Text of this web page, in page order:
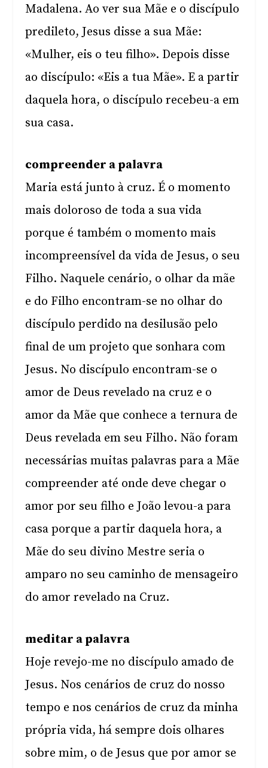
Madalena. Ao ver sua Mãe e o discípulo
predileto, Jesus disse a sua Mãe:
«Mulher, eis o teu filho». Depois disse
ao discípulo: «Eis a tua Mãe». E a partir
daquela hora, o discípulo recebeu-a em
sua casa.
compreender a palavra
Maria está junto à cruz. É o momento
mais doloroso de toda a sua vida
porque é também o momento mais
incompreensível da vida de Jesus, o seu
Filho. Naquele cenário, o olhar da mãe
e do Filho encontram-se no olhar do
discípulo perdido na desilusão pelo
final de um projeto que sonhara com
Jesus. No discípulo encontram-se o
amor de Deus revelado na cruz e o
amor da Mãe que conhece a ternura de
Deus revelada em seu Filho. Não foram
necessárias muitas palavras para a Mãe
compreender até onde deve chegar o
amor por seu filho e João levou-a para
casa porque a partir daquela hora, a
Mãe do seu divino Mestre seria o
amparo no seu caminho de mensageiro
do amor revelado na Cruz.
meditar a palavra
Hoje revejo-me no discípulo amado de
Jesus. Nos cenários de cruz do nosso
tempo e nos cenários de cruz da minha
própria vida, há sempre dois olhares
sobre mim, o de Jesus que por amor se